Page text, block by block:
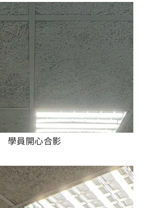
學員開心合影